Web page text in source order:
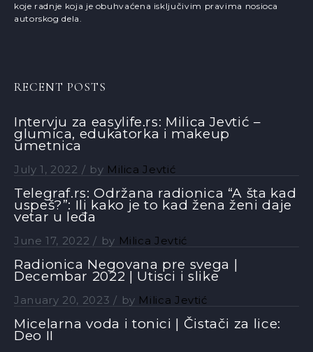
koje radnje koja je obuhvaćena isključivim pravima nosioca
autorskog dela.
RECENT POSTS
Intervju za easylife.rs: Milica Jevtić –
glumica, edukatorka i makeup
umetnica
July 1, 2022 by Milica Jevtić
Telegraf.rs: Održana radionica “A šta kad
uspeš?”: Ili kako je to kad žena ženi daje
vetar u leđa
June 17, 2022 by Milica Jevtić
Radionica Negovana pre svega |
Decembar 2022 | Utisci i slike
January 20, 2023 by Milica Jevtić
Micelarna voda i tonici | Čistači za lice:
Deo II